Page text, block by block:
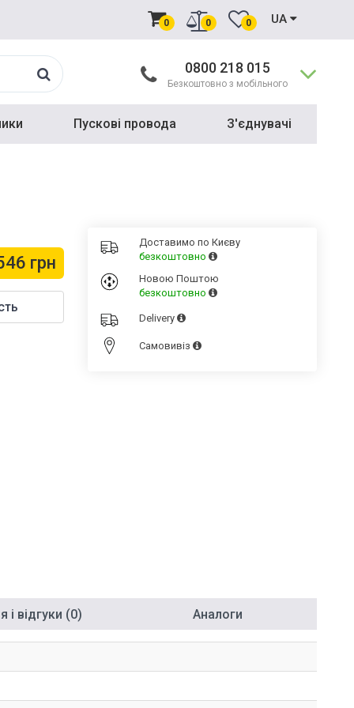
0 0 0 UA
0800 218 015
Безкоштовно з мобільного
Пускові провода З'єднувачі
грн
Доставимо по Києву
безкоштовно
Новою Поштою
безкоштовно
Delivery
Cамовивіз
і відгуки (0) Аналоги